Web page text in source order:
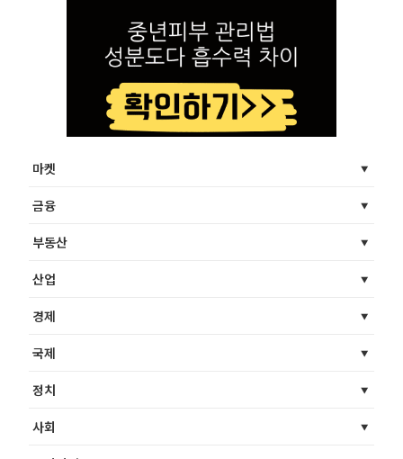
마켓
금융
부동산
산업
경제
국제
정치
사회